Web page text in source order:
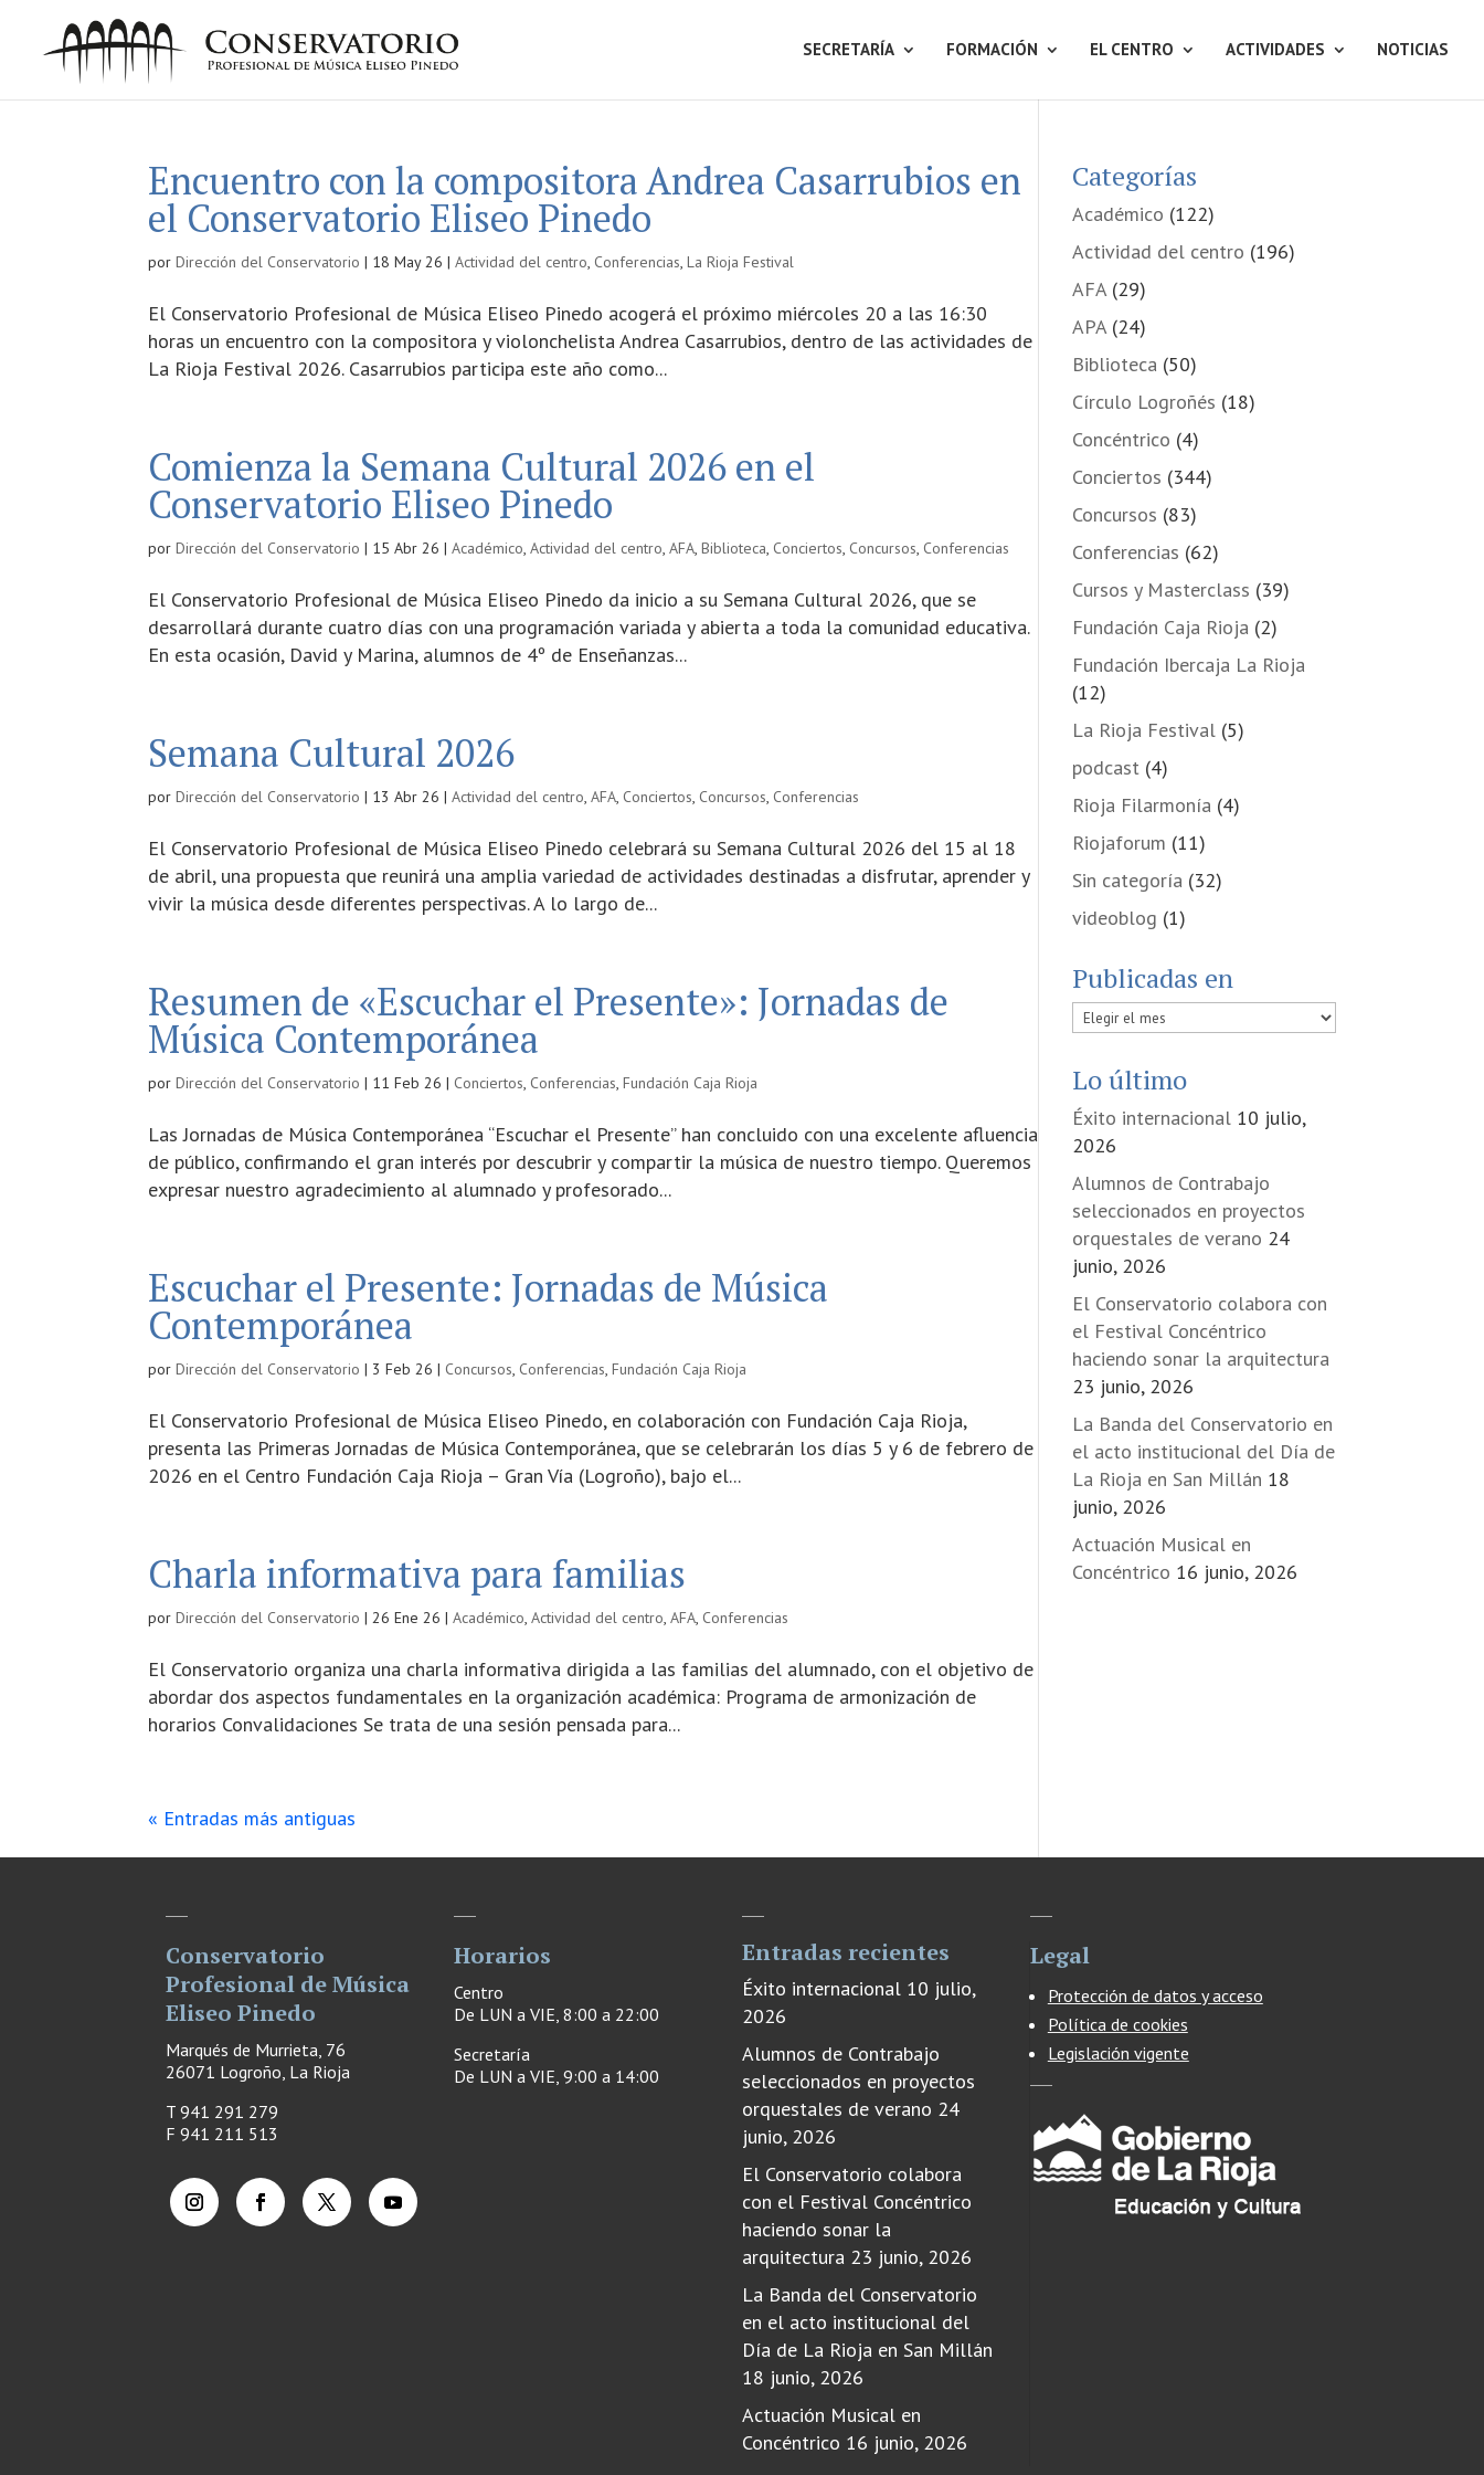
SECRETARÍA FORMACIÓN EL CENTRO ACTIVIDADES NOTICIAS
Encuentro con la compositora Andrea Casarrubios en
el Conservatorio Eliseo Pinedo
porDirección del Conservatorio | 18 May 26 |Actividad del centro, Conferencias,La Rioja Festival
El Conservatorio Profesional de Música Eliseo Pinedo acogerá el próximo miércoles 20 a las 16:30
horas un encuentro con la compositora y violonchelista Andrea Casarrubios, dentro de las actividades de
La Rioja Festival 2026. Casarrubios participa este año como...
Comienza la Semana Cultural 2026 en el
Conservatorio Eliseo Pinedo
porDirección del Conservatorio | 15 Abr 26 |Académico,Actividad del centro,AFA,Biblioteca, Conciertos, Concursos, Conferencias
El Conservatorio Profesional de Música Eliseo Pinedo da inicio a su Semana Cultural 2026, que se
desarrollará durante cuatro días con una programación variada y abierta a toda la comunidad educativa.
En esta ocasión, David y Marina, alumnos de 4º de Enseñanzas...
Semana Cultural 2026
porDirección del Conservatorio | 13 Abr 26 |Actividad del centro,AFA, Conciertos, Concursos, Conferencias
El Conservatorio Profesional de Música Eliseo Pinedo celebrará su Semana Cultural 2026 del 15 al 18
de abril, una propuesta que reunirá una amplia variedad de actividades destinadas a disfrutar, aprender y
vivir la música desde diferentes perspectivas. A lo largo de...
Resumen de «Escuchar el Presente»: Jornadas de
Música Contemporánea
porDirección del Conservatorio | 11 Feb 26 | Conciertos, Conferencias,Fundación Caja Rioja
Las Jornadas de Música Contemporánea “Escuchar el Presente” han concluido con una excelente afluencia
de público, confirmando el gran interés por descubrir y compartir la música de nuestro tiempo. Queremos
expresar nuestro agradecimiento al alumnado y profesorado...
Escuchar el Presente: Jornadas de Música
Contemporánea
porDirección del Conservatorio | 3 Feb 26 | Concursos, Conferencias,Fundación Caja Rioja
El Conservatorio Profesional de Música Eliseo Pinedo, en colaboración con Fundación Caja Rioja,
presenta las Primeras Jornadas de Música Contemporánea, que se celebrarán los días 5 y 6 de febrero de
2026 en el Centro Fundación Caja Rioja – Gran Vía (Logroño), bajo el...
Charla informativa para familias
porDirección del Conservatorio |26 Ene 26 |Académico,Actividad del centro,AFA, Conferencias
El Conservatorio organiza una charla informativa dirigida a las familias del alumnado, con el objetivo de
abordar dos aspectos fundamentales en la organización académica: Programa de armonización de
horarios Convalidaciones Se trata de una sesión pensada para...
« Entradas más antiguas
Categorías
Académico (122)
Actividad del centro (196)
AFA(29)
APA(24)
Biblioteca (50)
Círculo Logroñés (18)
Concéntrico (4)
Conciertos (344)
Concursos (83)
Conferencias (62)
Cursos y Masterclass (39)
Fundación Caja Rioja (2)
Fundación Ibercaja La Rioja
(12)
La Rioja Festival(5)
podcast(4)
Rioja Filarmonía (4)
Riojaforum (11)
Sin categoría (32)
videoblog (1)
Publicadas en
Publicadas
Lo último
Éxito internacional 10 julio,
2026
Alumnos de Contrabajo
seleccionados en proyectos
orquestales de verano 24
junio, 2026
El Conservatorio colabora con
el Festival Concéntrico
haciendo sonar la arquitectura
23 junio, 2026
La Banda del Conservatorio en
el acto institucional del Día de
La Rioja en San Millán 18
junio, 2026
Actuación Musical en
Concéntrico 16 junio, 2026
Conservatorio
Profesional de Música
Eliseo Pinedo
Marqués de Murrieta, 76
26071 Logroño, La Rioja
T 941 291 279
F941 211 513
Horarios
Centro
De LUN a VIE, 8:00 a 22:00
Secretaría
De LUN a VIE, 9:00 a 14:00
Entradas recientes
Éxito internacional 10 julio,
2026
Alumnos de Contrabajo
seleccionados en proyectos
orquestales de verano 24
junio, 2026
El Conservatorio colabora
con el Festival Concéntrico
haciendo sonar la
arquitectura 23 junio, 2026
La Banda del Conservatorio
en el acto institucional del
Día de La Rioja en San Millán
18 junio, 2026
Actuación Musical en
Concéntrico 16 junio, 2026
Legal
Protección de datos y acceso
Política de cookies
Legislación vigente